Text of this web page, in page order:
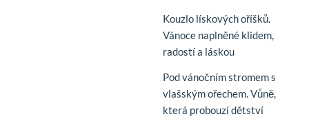
Kouzlo lískových oříšků.
Vánoce naplněné klidem,
radostí a láskou
Pod vánočním stromem s
vlašským ořechem. Vůně,
která probouzí dětství